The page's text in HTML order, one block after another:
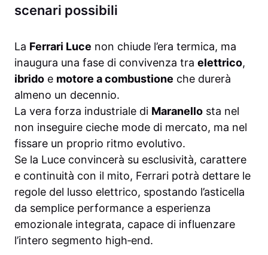
scenari possibili
La Ferrari Luce non chiude l’era termica, ma
inaugura una fase di convivenza tra elettrico,
ibrido e motore a combustione che durerà
almeno un decennio.
La vera forza industriale di Maranello sta nel
non inseguire cieche mode di mercato, ma nel
fissare un proprio ritmo evolutivo.
Se la Luce convincerà su esclusività, carattere
e continuità con il mito, Ferrari potrà dettare le
regole del lusso elettrico, spostando l’asticella
da semplice performance a esperienza
emozionale integrata, capace di influenzare
l’intero segmento high‑end.